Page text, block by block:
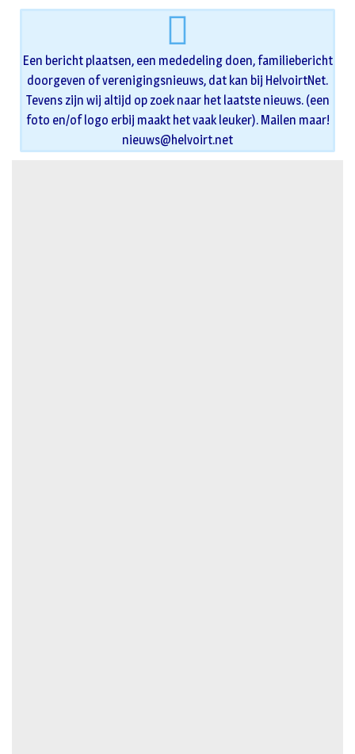
Een bericht plaatsen, een mededeling doen, familiebericht
doorgeven of verenigingsnieuws, dat kan bij HelvoirtNet.
Tevens zijn wij altijd op zoek naar het laatste nieuws. (een
foto en/of logo erbij maakt het vaak leuker). Mailen maar!
nieuws@helvoirt.net